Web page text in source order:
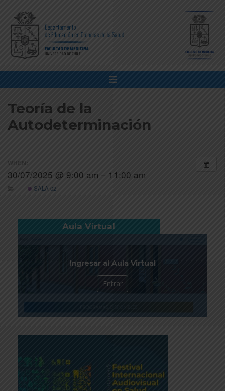
Teoría de la
Autodeterminación
WHEN:
30/07/2025 @ 9:00 am – 11:00 am
SALA 02
Aula Virtual
Ingresar al Aula Virtual
Entrar